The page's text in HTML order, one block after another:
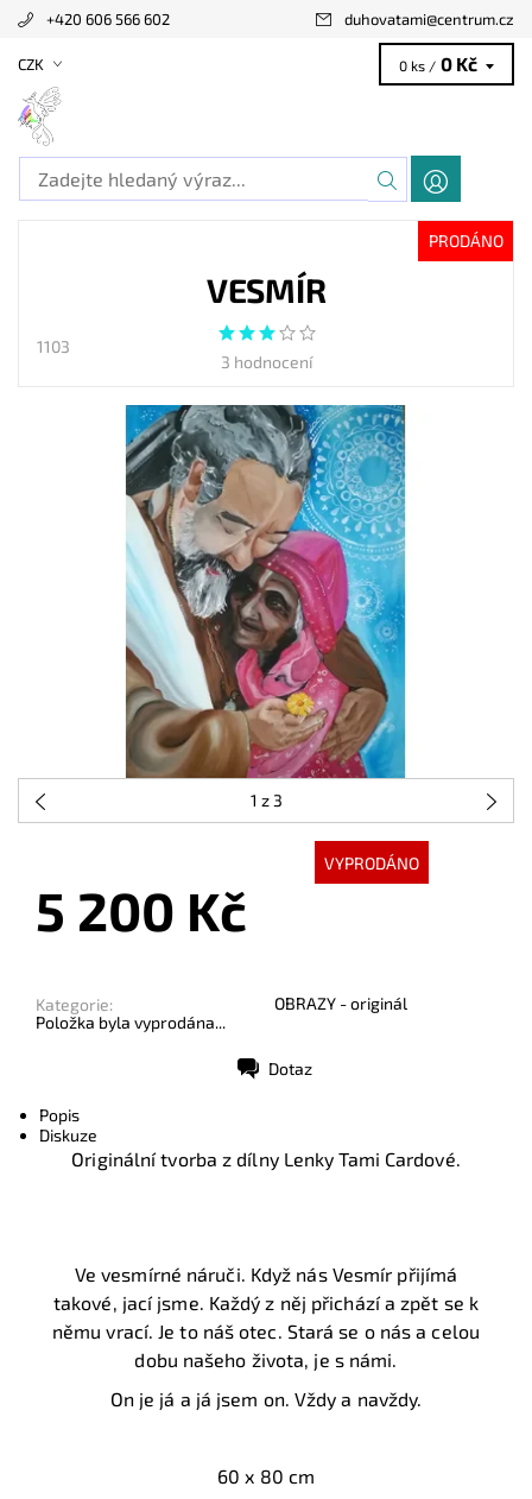
+420 606 566 602 duhovatami@centrum.cz
CZK 0 ks / 0 Kč
PRODÁNO
VESMÍR
1103
3 hodnocení
1 z 3
VYPRODÁNO
5 200 Kč
Kategorie:
OBRAZY - originál
Položka byla vyprodána...
Dotaz
Popis
Diskuze
Originální tvorba z dílny Lenky Tami Cardové.
Ve vesmírné náruči. Když nás Vesmír přijímá
takové, jací jsme. Každý z něj přichází a zpět se k
němu vrací. Je to náš otec. Stará se o nás a celou
dobu našeho života, je s námi.
On je já a já jsem on. Vždy a navždy.
60 x 80 cm